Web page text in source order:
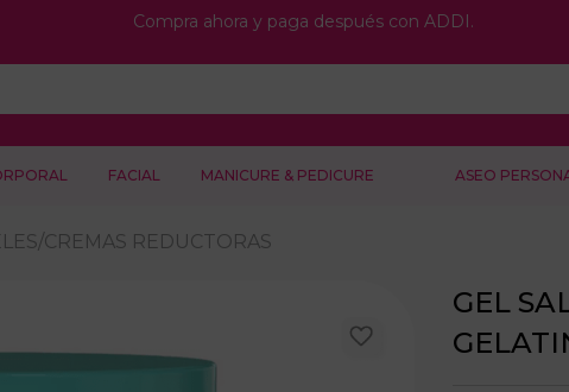
Compra ahora y paga después con ADDI.
FACIAL MANICURE & PEDICURE ASEO
CREMAS REDUCTORAS
GEL